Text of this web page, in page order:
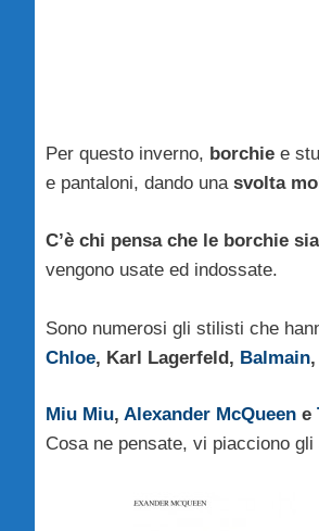
Per questo inverno, borchie e
e pantaloni, dando una svolta
C’è chi pensa che le borchie
vengono usate ed indossate.
Sono numerosi gli stilisti che
Chloe, Karl Lagerfeld, Balmain,
Miu Miu, Alexander McQueen e
Cosa ne pensate, vi piacciono